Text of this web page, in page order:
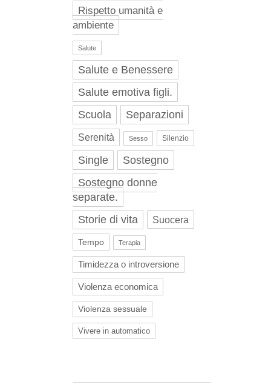
Rispetto umanità e
ambiente
Salute
Salute e Benessere
Salute emotiva figli.
Scuola
Separazioni
Serenità Sesso Silenzio
Single
Sostegno
Sostegno donne
separate.
Storie di vita
Suocera
Tempo Terapia
Timidezza o introversione
Violenza economica
Violenza sessuale
Vivere in automatico